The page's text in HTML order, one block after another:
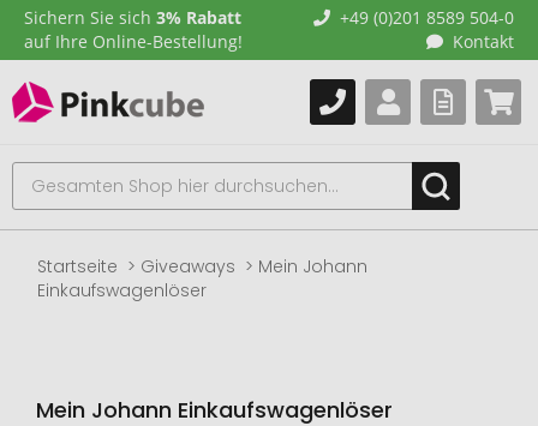
Sichern Sie sich 3% Rabatt
auf Ihre Online-Bestellung!
+49 (0)201 8589 504-0
Kontakt
Startseite Giveaways
Mein Johann
Einkaufswagenlöser
Mein Johann Einkaufswagenlöser